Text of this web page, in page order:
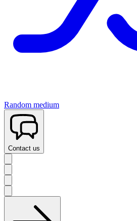
Random medium
Contact us